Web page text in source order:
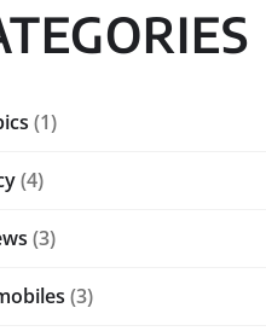
(1)
(4)
(3)
(3)